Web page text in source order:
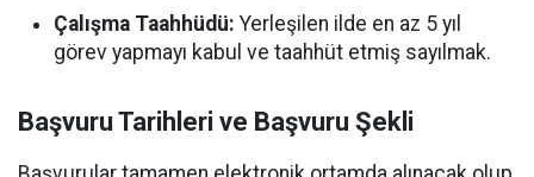
Çalışma Taahhüdü: Yerleşilen ilde en az 5 yıl
görev yapmayı kabul ve taahhüt etmiş sayılmak.
Başvuru Tarihleri ve Başvuru Şekli